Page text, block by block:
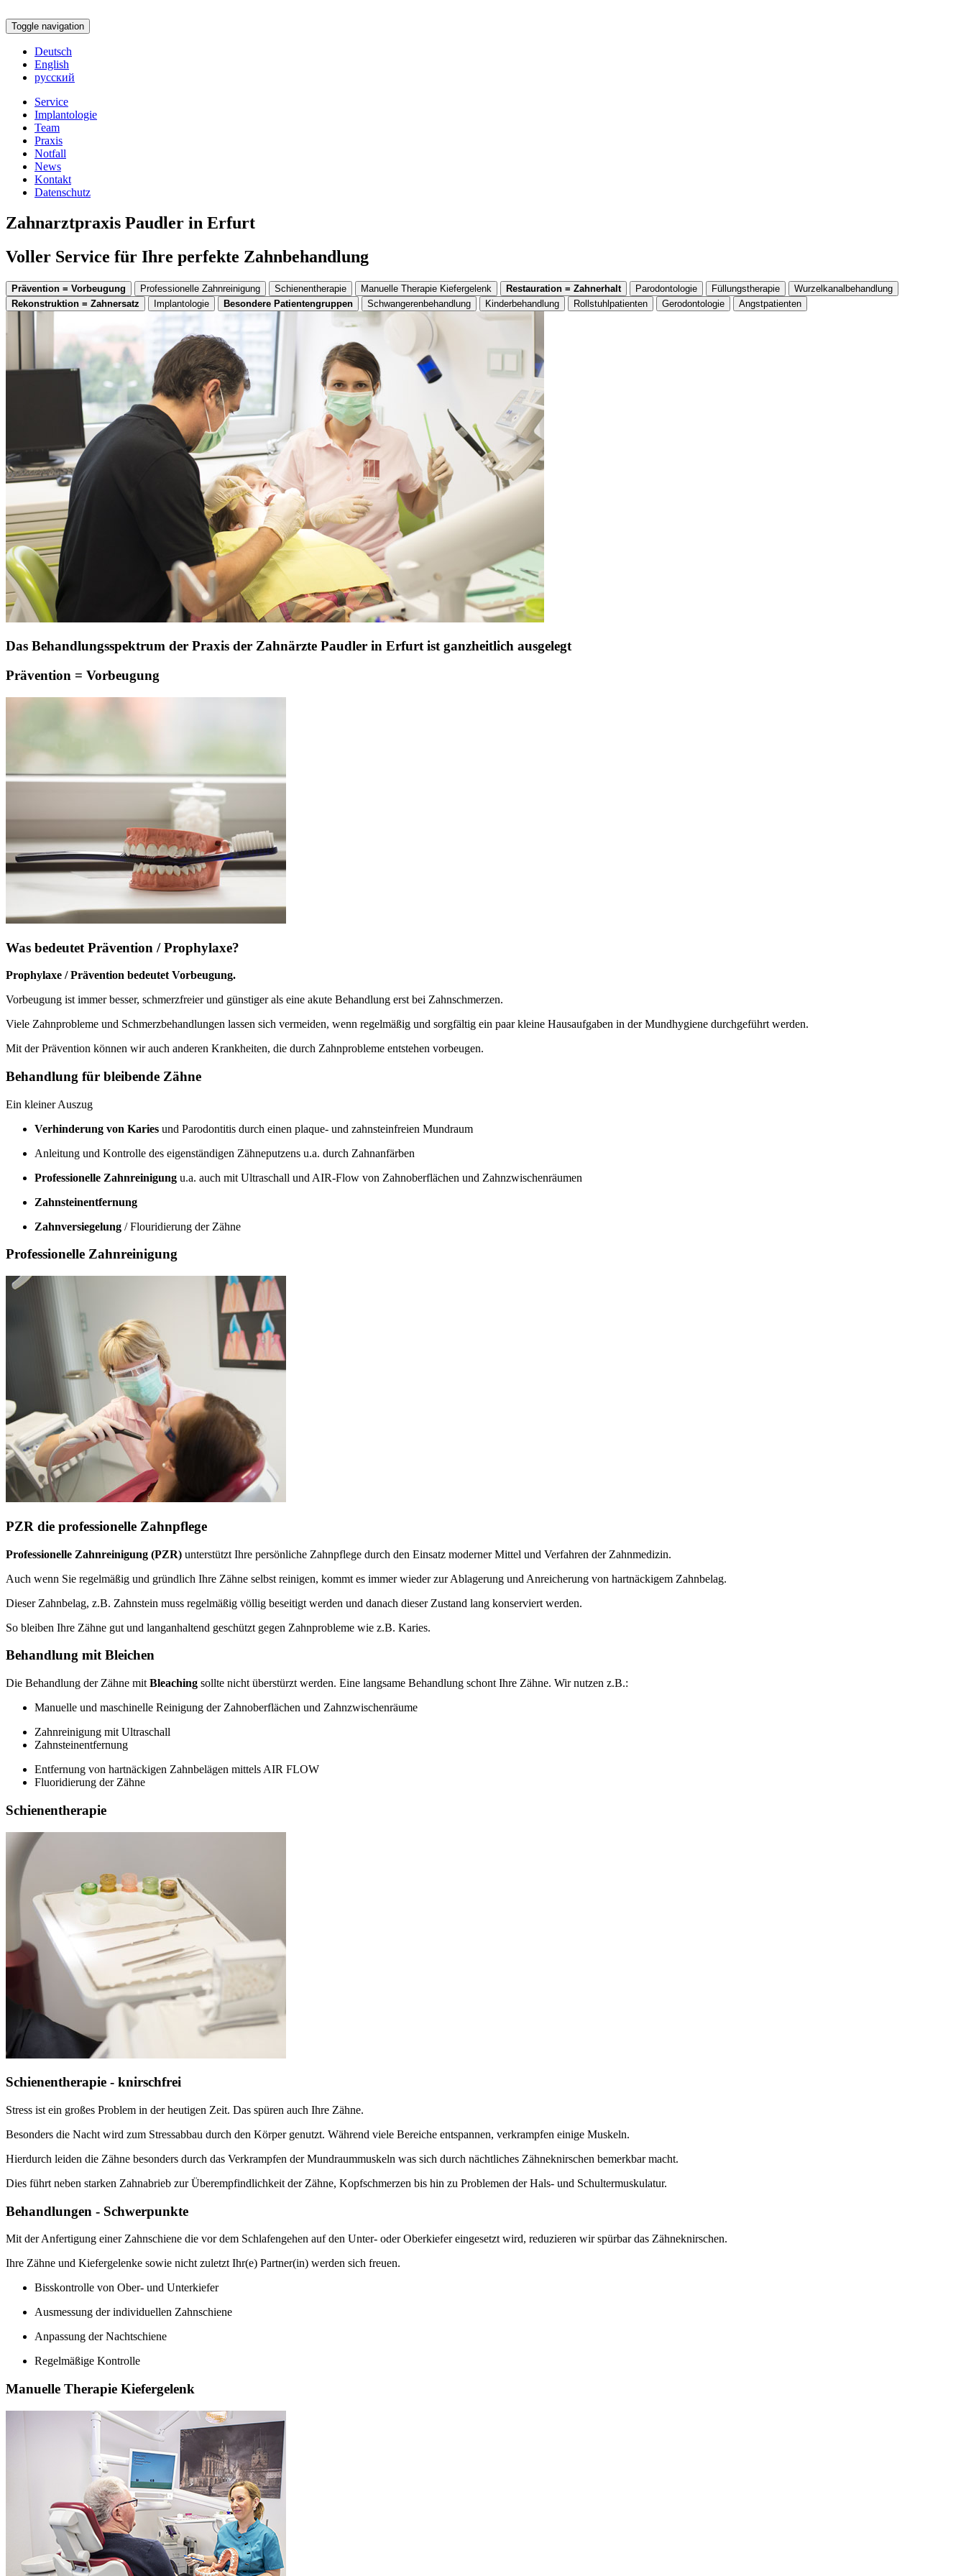
Toggle navigation
Deutsch
English
русский
Service
Implantologie
Team
Praxis
Notfall
News
Kontakt
Datenschutz
Zahnarztpraxis Paudler in Erfurt
Voller Service für Ihre perfekte Zahnbehandlung
Prävention = Vorbeugung Professionelle Zahnreinigung Schienentherapie Manuelle Therapie Kiefergelenk Restauration = Zahnerhalt Parodontologie Füllungstherapie
Wurzelkanalbehandlung
Rekonstruktion = Zahnersatz
Implantologie Besondere Patientengruppen Schwangerenbehandlung Kinderbehandlung Rollstuhlpatienten Gerodontologie Angstpatienten
Das Behandlungsspektrum der Praxis der Zahnärzte Paudler in Erfurt ist ganzheitlich ausgelegt
Prävention = Vorbeugung
Was bedeutet Prävention / Prophylaxe?
Prophylaxe / Prävention bedeutet Vorbeugung.
Vorbeugung ist immer besser, schmerzfreier und günstiger als eine akute Behandlung erst bei Zahnschmerzen.
Viele Zahnprobleme und Schmerzbehandlungen lassen sich vermeiden, wenn regelmäßig und sorgfältig ein paar kleine Hausaufgaben in der Mundhygiene durchgeführt werden.
Mit der Prävention können wir auch anderen Krankheiten, die durch Zahnprobleme entstehen vorbeugen.
Behandlung für bleibende Zähne
Ein kleiner Auszug
Verhinderung von Karies und Parodontitis durch einen plaque- und zahnsteinfreien Mundraum
Anleitung und Kontrolle des eigenständigen Zähneputzens u.a. durch Zahnanfärben
Professionelle Zahnreinigung u.a. auch mit Ultraschall und AIR-Flow von Zahnoberflächen und Zahnzwischenräumen
Zahnsteinentfernung
Zahnversiegelung / Flouridierung der Zähne
Professionelle Zahnreinigung
PZR die professionelle Zahnpflege
Professionelle Zahnreinigung (PZR) unterstützt Ihre persönliche Zahnpflege durch den Einsatz moderner Mittel und Verfahren der Zahnmedizin.
Auch wenn Sie regelmäßig und gründlich Ihre Zähne selbst reinigen, kommt es immer wieder zur Ablagerung und Anreicherung von hartnäckigem Zahnbelag.
Dieser Zahnbelag, z.B. Zahnstein muss regelmäßig völlig beseitigt werden und danach dieser Zustand lang konserviert werden.
So bleiben Ihre Zähne gut und langanhaltend geschützt gegen Zahnprobleme wie z.B. Karies.
Behandlung mit Bleichen
Die Behandlung der Zähne mit Bleaching sollte nicht überstürzt werden. Eine langsame Behandlung schont Ihre Zähne. Wir nutzen z.B.:
Manuelle und maschinelle Reinigung der Zahnoberflächen und Zahnzwischenräume
Zahnreinigung mit Ultraschall
Zahnsteinentfernung
Entfernung von hartnäckigen Zahnbelägen mittels AIR FLOW
Fluoridierung der Zähne
Schienentherapie
Schienentherapie - knirschfrei
Stress ist ein großes Problem in der heutigen Zeit. Das spüren auch Ihre Zähne.
Besonders die Nacht wird zum Stressabbau durch den Körper genutzt. Während viele Bereiche entspannen, verkrampfen einige Muskeln.
Hierdurch leiden die Zähne besonders durch das Verkrampfen der Mundraummuskeln was sich durch nächtliches Zähneknirschen bemerkbar macht.
Dies führt neben starken Zahnabrieb zur Überempfindlichkeit der Zähne, Kopfschmerzen bis hin zu Problemen der Hals- und Schultermuskulatur.
Behandlungen - Schwerpunkte
Mit der Anfertigung einer Zahnschiene die vor dem Schlafengehen auf den Unter- oder Oberkiefer eingesetzt wird, reduzieren wir spürbar das Zähneknirschen.
Ihre Zähne und Kiefergelenke sowie nicht zuletzt Ihr(e) Partner(in) werden sich freuen.
Bisskontrolle von Ober- und Unterkiefer
Ausmessung der individuellen Zahnschiene
Anpassung der Nachtschiene
Regelmäßige Kontrolle
Manuelle Therapie Kiefergelenk